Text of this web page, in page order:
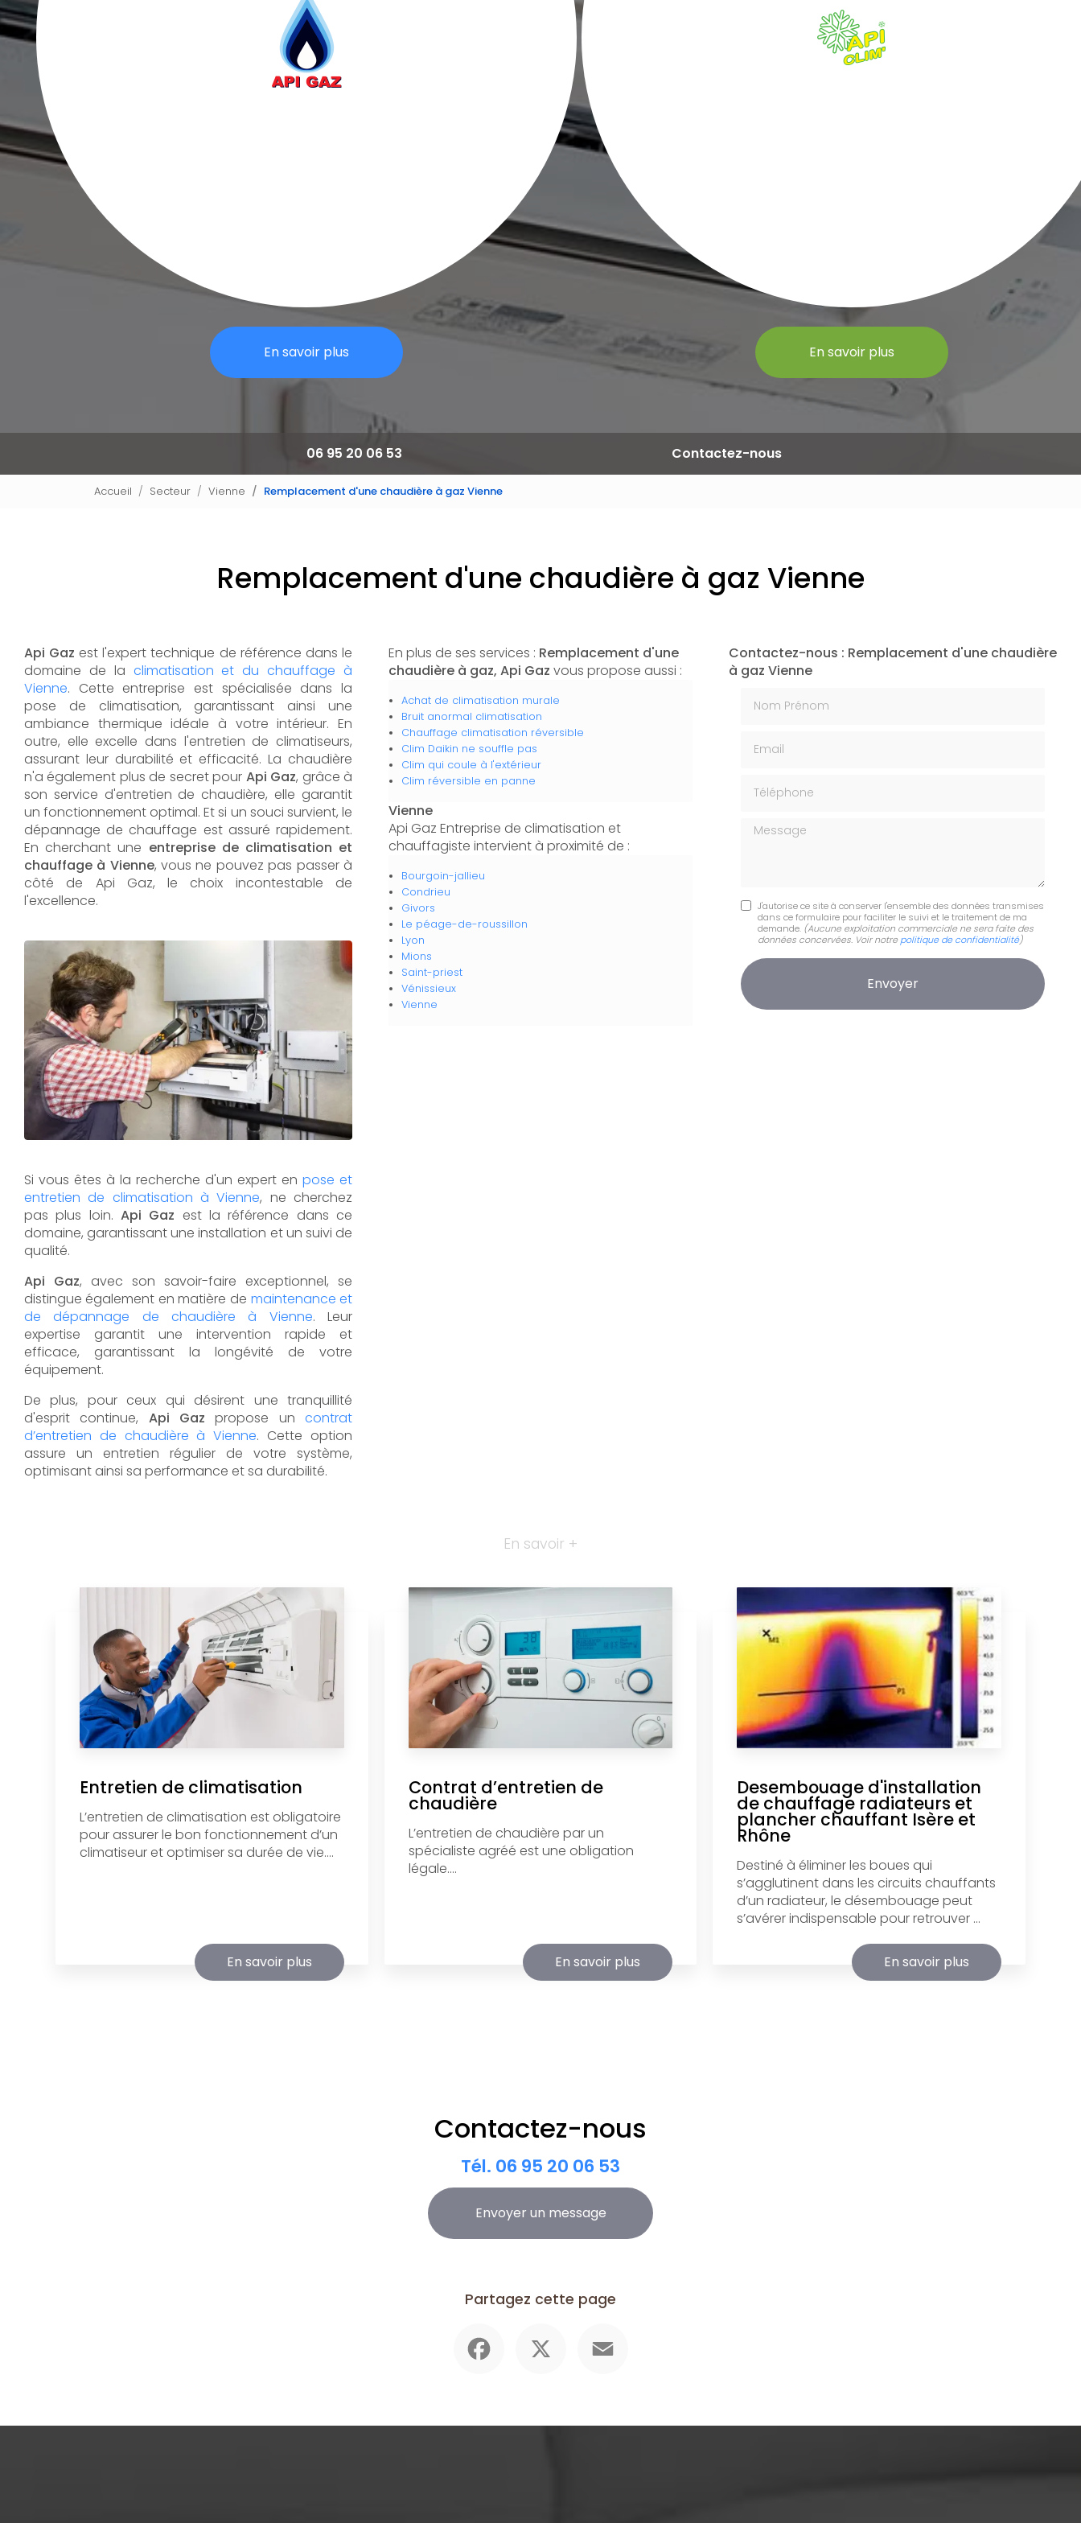
En savoir plus En savoir plus
06 95 20 06 53 Contactez-nous
Accueil Secteur Vienne Remplacement d'une chaudière à gaz Vienne
Remplacement d'une chaudière à gaz Vienne
Api Gaz est l'expert technique de référence dans le
domaine de la climatisation et du chauffage à
Vienne. Cette entreprise est spécialisée dans la
pose de climatisation, garantissant ainsi une
ambiance thermique idéale à votre intérieur. En
outre, elle excelle dans l'entretien de climatiseurs,
assurant leur durabilité et efficacité. La chaudière
n'a également plus de secret pour Api Gaz, grâce à
son service d'entretien de chaudière, elle garantit
un fonctionnement optimal. Et si un souci survient, le
dépannage de chauffage est assuré rapidement.
En cherchant une entreprise de climatisation et
chauffage à Vienne, vous ne pouvez pas passer à
côté de Api Gaz, le choix incontestable de
l'excellence.
Si vous êtes à la recherche d'un expert en pose et
entretien de climatisation à Vienne, ne cherchez
pas plus loin. Api Gaz est la référence dans ce
domaine, garantissant une installation et un suivi de
qualité.
Api Gaz, avec son savoir-faire exceptionnel, se
distingue également en matière de maintenance et
de dépannage de chaudière à Vienne. Leur
expertise garantit une intervention rapide et
efficace, garantissant la longévité de votre
équipement.
De plus, pour ceux qui désirent une tranquillité
d'esprit continue, Api Gaz propose uncontrat
d’entretien de chaudière à Vienne. Cette option
assure un entretien régulier de votre système,
optimisant ainsi sa performance et sa durabilité.
En plus de ses services : Remplacement d'une
chaudière à gaz, Api Gaz vous propose aussi :
Achat de climatisation murale
Bruit anormal climatisation
Chauffage climatisation réversible
Clim Daikin ne souffle pas
Clim qui coule à l'extérieur
Clim réversible en panne
Vienne
Api Gaz Entreprise de climatisation et
chauffagiste intervient à proximité de :
Bourgoin-jallieu
Condrieu
Givors
Le péage-de-roussillon
Lyon
Mions
Saint-priest
Vénissieux
Vienne
Contactez-nous : Remplacement d'une chaudière
à gaz Vienne
Message
J'autorise ce site à conserver l'ensemble des données transmises
dans ce formulaire pour faciliter le suivi et le traitement de ma
demande. (Aucune exploitation commerciale ne sera faite des
données concervées. Voir notre politique de confidentialité)
En savoir +
Entretien de climatisation
L’entretien de climatisation est obligatoire
pour assurer le bon fonctionnement d’un
climatiseur et optimiser sa durée de vie....
En savoir plus
Contrat d’entretien de
chaudière
L’entretien de chaudière par un
spécialiste agréé est une obligation
légale....
En savoir plus
Desembouage d'installation
de chauffage radiateurs et
plancher chauffant Isère et
Rhône
Destiné à éliminer les boues qui
s’agglutinent dans les circuits chauffants
d’un radiateur, le désembouage peut
s’avérer indispensable pour retrouver ...
En savoir plus
Contactez-nous
Tél. 06 95 20 06 53
Envoyer un message
Partagez cette page